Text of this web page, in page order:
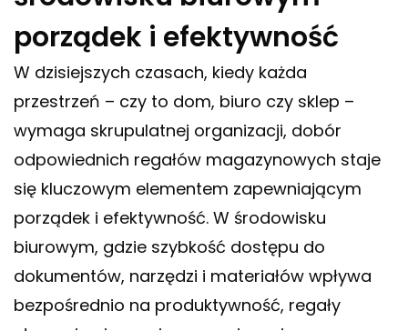
porządek i efektywność
W dzisiejszych czasach, kiedy każda
przestrzeń – czy to dom, biuro czy sklep –
wymaga skrupulatnej organizacji, dobór
odpowiednich regałów magazynowych staje
się kluczowym elementem zapewniającym
porządek i efektywność. W środowisku
biurowym, gdzie szybkość dostępu do
dokumentów, narzędzi i materiałów wpływa
bezpośrednio na produktywność, regały